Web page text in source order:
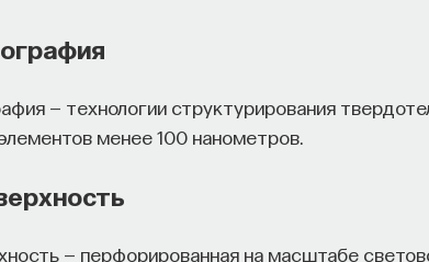
— технологии структурирования
менее 100 нанометров.
— перфорированная на масштабе